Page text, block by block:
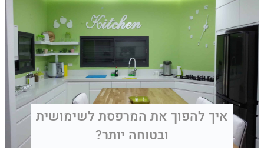
איך להפוך את המרפסת לשימושית
ובטוחה יותר?